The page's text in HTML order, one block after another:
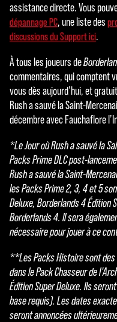
assistance directe. Vous
dépannage PC, une liste des
discussions du Support ici.
À tous les joueurs de
commentaires, qui comptent
vous dès aujourd’hui, et
Rush a sauvé la Saint-
décembre avec Fauchaflore
*Le Jour où Rush a sauvé la
Packs Prime DLC post-
Rush a sauvé la Saint-
les Packs Prime 2, 3, 4 et 5
Deluxe, Borderlands 4 Édition
Borderlands 4. Il sera
nécessaire pour jouer à ce
**Les Packs Histoire sont
dans le Pack Chasseur de
Édition Super Deluxe. Ils
base requis). Les dates
seront annoncées